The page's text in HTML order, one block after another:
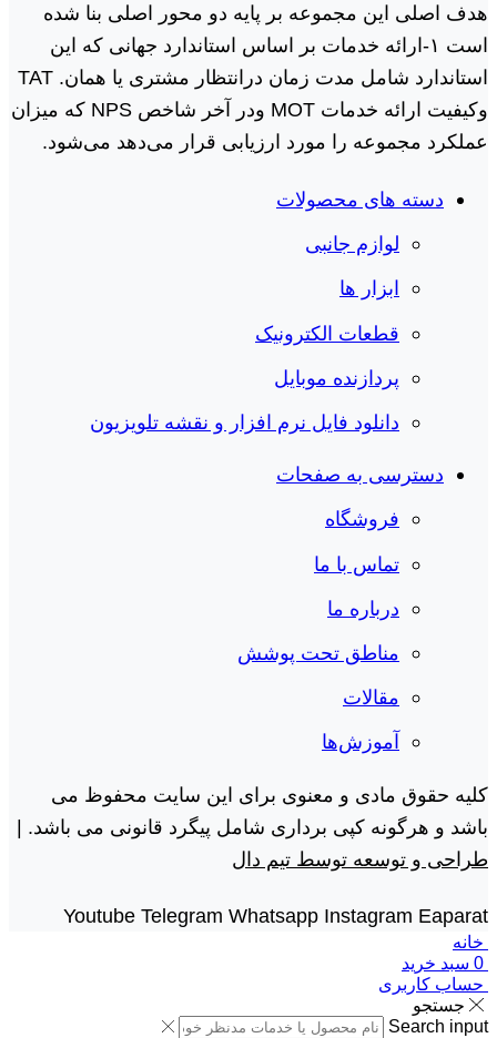
هدف اصلی این مجموعه بر پایه دو محور اصلی بنا شده
است ١-ارائه خدمات بر اساس استاندارد جهانی که این
استاندارد شامل مدت زمان درانتظار مشتری یا همان. TAT
وکیفیت ارائه خدمات MOT ودر آخر شاخص NPS که میزان
عملکرد مجموعه را مورد ارزیابی قرار می‌دهد می‌شود.
دسته های محصولات
لوازم جانبی
ابزار ها
قطعات الکترونیک
پردازنده موبایل
دانلود فایل نرم افزار و نقشه تلویزیون
دسترسی به صفحات
فروشگاه
تماس با ما
درباره ما
مناطق تحت پوشش
مقالات
آموزش‌ها
کلیه حقوق مادی و معنوی برای این سایت محفوظ می
باشد و هرگونه کپی برداری شامل پیگرد قانونی می باشد. |
طراحی و توسعه توسط تیم دال
Youtube Telegram Whatsapp Instagram Eaparat
خانه
0 سبد خرید
حساب کاربری
جستجو
Search input